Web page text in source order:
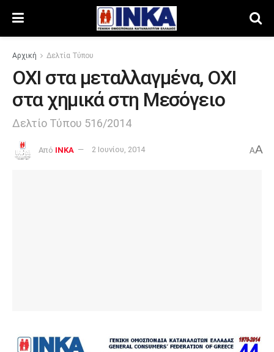
Αρχική Δελτία Τύπου
ΟΧΙ στα μεταλλαγμένα, ΟΧΙ
στα χημικά στη Μεσόγειο
Δελτίο Τύπου 516/2014
Από INKA 2 Ιουνίου, 2014 AA